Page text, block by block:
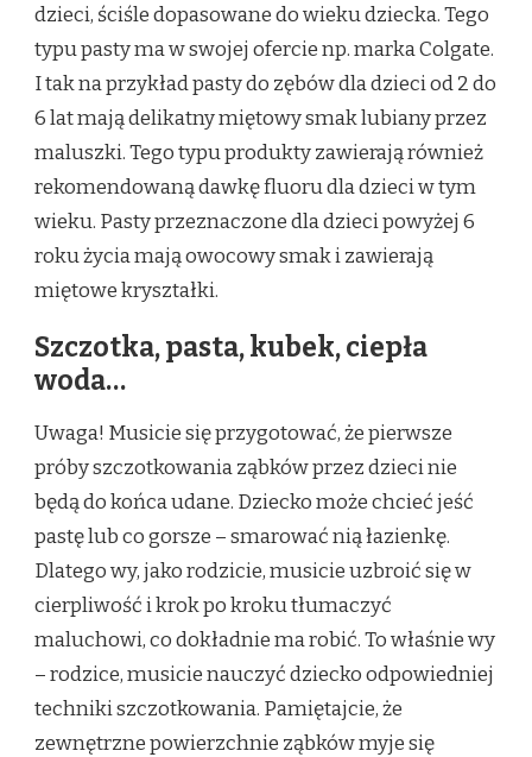
dzieci, ściśle dopasowane do wieku dziecka. Tego
typu pasty ma w swojej ofercie np. marka Colgate.
I tak na przykład pasty do zębów dla dzieci od 2 do
6 lat mają delikatny miętowy smak lubiany przez
maluszki. Tego typu produkty zawierają również
rekomendowaną dawkę fluoru dla dzieci w tym
wieku. Pasty przeznaczone dla dzieci powyżej 6
roku życia mają owocowy smak i zawierają
miętowe kryształki.
Szczotka, pasta, kubek, ciepła
woda…
Uwaga! Musicie się przygotować, że pierwsze
próby szczotkowania ząbków przez dzieci nie
będą do końca udane. Dziecko może chcieć jeść
pastę lub co gorsze – smarować nią łazienkę.
Dlatego wy, jako rodzicie, musicie uzbroić się w
cierpliwość i krok po kroku tłumaczyć
maluchowi, co dokładnie ma robić. To właśnie wy
– rodzice, musicie nauczyć dziecko odpowiedniej
techniki szczotkowania. Pamiętajcie, że
zewnętrzne powierzchnie ząbków myje się